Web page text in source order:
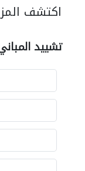
اكتشف
تشييد